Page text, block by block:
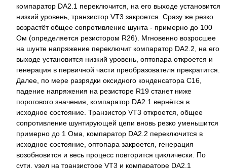
компаратор DА2.1 переключится, на его выходе установится
низкий уровень, транзистор VT3 закроется. Сразу же резко
возрастёт общее сопротивление шунта - примерно до 100
Ом (определяется резистором R26). Мгновенно возросшее
на шунте напряжение переключит компаратор DА2.2, на его
выходе установится низкий уровень, оптопара откроется и
генерация в первичной части преобразователя прекратится.
Далее, по мере разрядки оксидного конденсатора С16,
падение напряжения на резисторе R19 станет ниже
порогового значения, компаратор DА2.1 вернётся в
исходное состояние. Транзистор VT3 откроется, общее
сопротивление шунтирующей цепи вновь резко уменьшится
примерно до 1 Ома, компаратор DА2.2 переключится в
исходное состояние, оптопара закроется, генерация
возобновится и весь процесс повторится циклически. По
сути, узел на транзисторе VT3 и компараторе DА2.1